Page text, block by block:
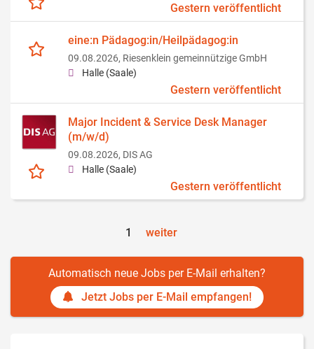
Gestern veröffentlicht
eine:n Pädagog:in/Heilpädagog:in
09.08.2026, Riesenklein gemeinnützige GmbH
Halle (Saale)
Gestern veröffentlicht
Major Incident & Service Desk Manager
(m/w/d)
09.08.2026, DIS AG
Halle (Saale)
Gestern veröffentlicht
1 weiter
Automatisch neue Jobs per E-Mail erhalten?
Jetzt Jobs per E-Mail empfangen!